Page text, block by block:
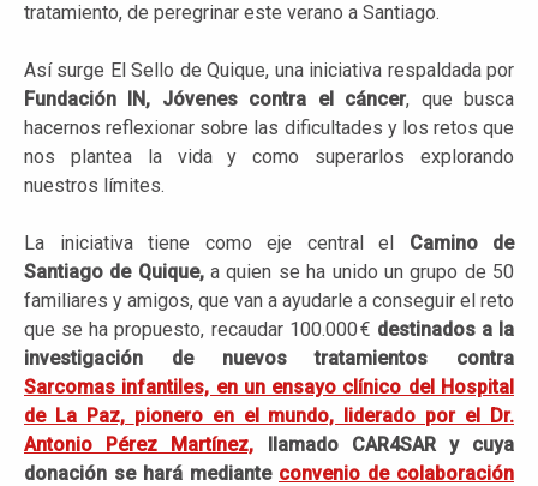
tratamiento, de peregrinar este verano a Santiago.
Así surge El Sello de Quique, una iniciativa respaldada por
Fundación IN, Jóvenes contra el cáncer, que busca
hacernos reflexionar sobre las dificultades y los retos que
nos plantea la vida y como superarlos explorando
nuestros límites.
La iniciativa tiene como eje central el Camino de
Santiago de Quique,a quien se ha unido un grupo de 50
familiares y amigos, que van a ayudarle a conseguir el reto
que se ha propuesto, recaudar 100.000 € destinados a la
investigación de nuevostratamientos contra
Sarcomas infantiles, en un ensayo clínico del Hospital
de La Paz, pionero en el mundo, liderado por el Dr.
Antonio Pérez Martínez, llamado CAR4SAR y cuya
donación se hará mediante convenio de colaboración